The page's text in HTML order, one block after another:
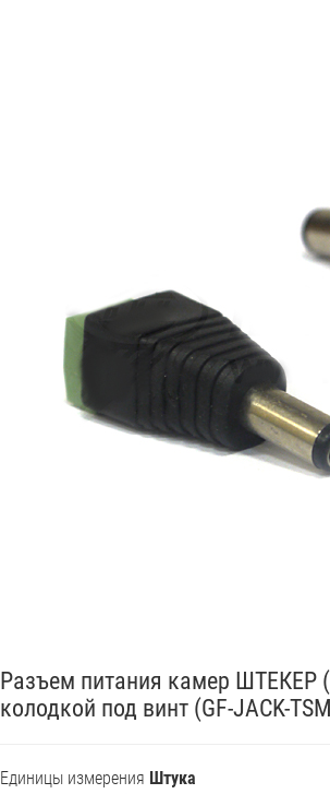
Разъем питания камер
колодкой под винт (GF-JACK-
Единицы измерения Штука